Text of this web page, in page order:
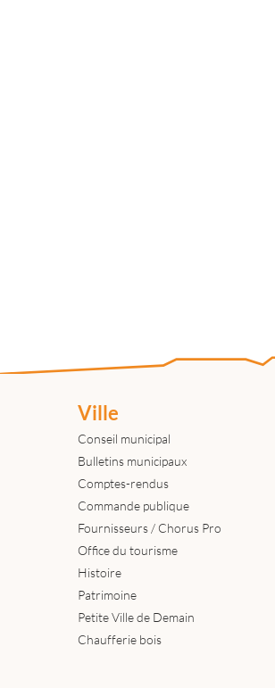
Ville
Conseil municipal
Bulletins municipaux
Comptes-rendus
Commande publique
Fournisseurs / Chorus Pro
Office du tourisme
Histoire
Patrimoine
Petite Ville de Demain
Chaufferie bois